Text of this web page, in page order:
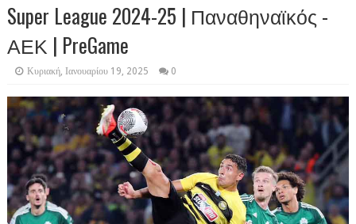
Super League 2024-25 | Παναθηναϊκός -
ΑΕΚ | PreGame
Κυριακή, Ιανουαρίου 19, 2025 0